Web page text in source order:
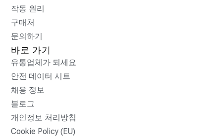
작동 원리
구매처
문의하기
바로 가기
유통업체가 되세요
안전 데이터 시트
채용 정보
블로그
개인정보 처리방침
Cookie Policy (EU)